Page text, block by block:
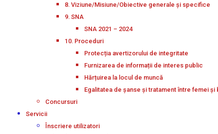
8. Viziune/Misiune/Obiective generale și specifice
9. SNA
SNA 2021 – 2024
10. Proceduri
Protecția avertizorului de integritate
Furnizarea de informații de interes public
Hărțuirea la locul de muncă
Egalitatea de șanse și tratament între femei și
Concursuri
Servicii
Înscriere utilizatori